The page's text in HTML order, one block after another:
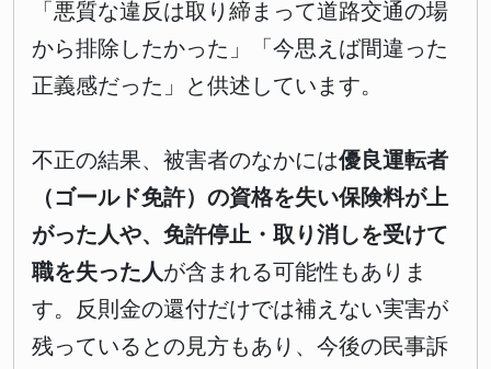
「悪質な違反は取り締まって道路交通の場
から排除したかった」「今思えば間違った
正義感だった」と供述しています。
不正の結果、被害者のなかには優良運転者
（ゴールド免許）の資格を失い保険料が上
がった人や、免許停止・取り消しを受けて
職を失った人が含まれる可能性もありま
す。反則金の還付だけでは補えない実害が
残っているとの見方もあり、今後の民事訴